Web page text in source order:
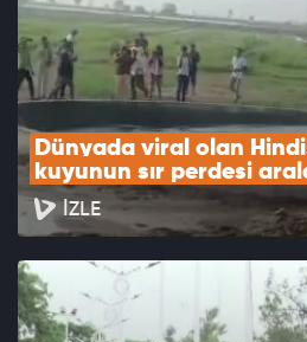
Dünyada viral olan
kuyunun sır perdesi
İZLE